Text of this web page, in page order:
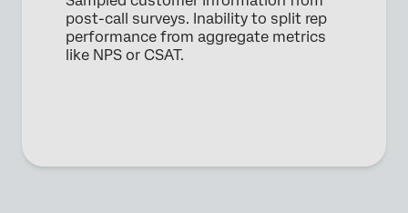
post-call surveys. Inability to split rep
performance from aggregate metrics
like NPS or CSAT.